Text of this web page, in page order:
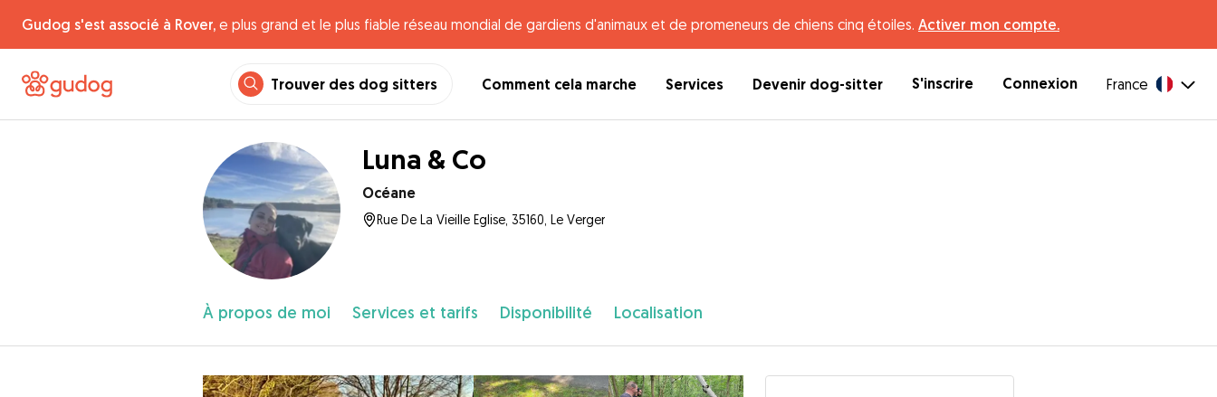
Gudog s'est associé à Rover, e plus grand et le plus fiable réseau mondial de gardiens d'animaux et de promeneurs de chiens cinq étoiles. Activer mon compte.
Trouver des dog sitters Comment cela marche Services Devenir dog-sitter S'inscrire Connexion France
Luna & Co
Océane
Rue De La Vieille Eglise, 35160, Le Verger
À propos de moi Services et tarifs Disponibilité Localisation